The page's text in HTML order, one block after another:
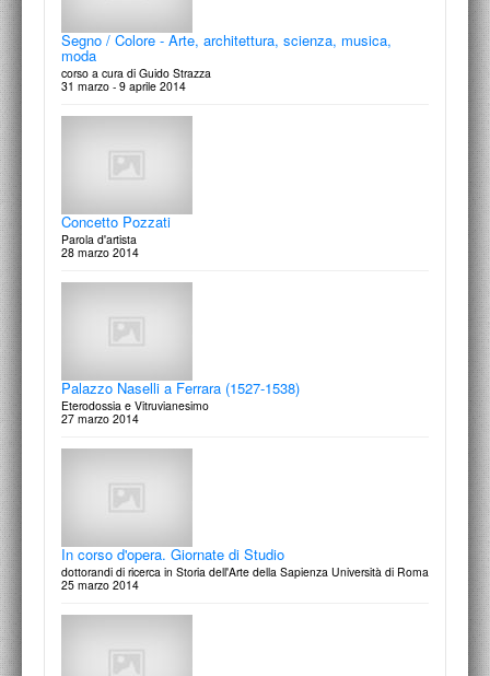
Concetto Pozzati
Parola d'artista
Palazzo Naselli a Ferrara (1527-1538)
Eterodossia e Vitruvianesimo
In corso d'opera. Giornate di Studio
dottorandi di ricerca in Storia dell'Arte della Sapienza Università di Roma
Gli amici per Alessandro Marabottini